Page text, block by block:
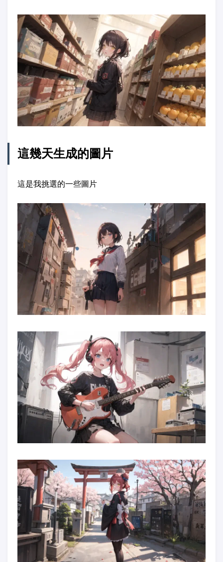
這幾天生成的圖片
這是我挑選的一些圖片